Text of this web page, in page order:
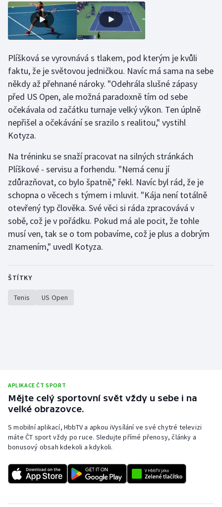
Rychlostní kanoistika
Short track
Sportovní střelba
Stolní tenis
Triatlon
Veslování
Vodní slalom
Volejbal
Ostatní
Plíšková se vyrovnává s tlakem, pod kterým je kvůli
faktu, že je světovou jedničkou. Navíc má sama na sebe
někdy až přehnané nároky. "Odehrála slušné zápasy
před US Open, ale možná paradoxně tím od sebe
očekávala od začátku turnaje velký výkon. Ten úplně
nepřišel a očekávání se srazilo s realitou," vystihl
Kotyza.
Na tréninku se snaží pracovat na silných stránkách
Plíškové - servisu a forhendu. "Nemá cenu jí
zdůrazňovat, co bylo špatně," řekl. Navíc byl rád, že je
schopna o věcech s týmem i mluvit. "Kája není totálně
otevřený typ člověka. Své věci si ráda zpracovává v
sobě, což je v pořádku. Pokud má ale pocit, že tohle
musí ven, tak se o tom pobavíme, což je plus a dobrým
znamením," uvedl Kotyza.
ŠTÍTKY
Tenis US Open
APLIKACE ČT SPORT
Mějte celý sportovní svět vždy u sebe i na
velké obrazovce.
S mobilní aplikací, HbbTV a apkou iVysílání ve své chytré televizi
máte ČT sport vždy po ruce. Sledujte přímé přenosy, články a
bonusový obsah kdekoli a kdykoli.